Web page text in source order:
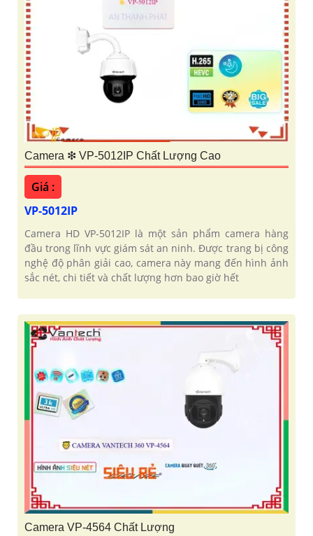
Camera ❇ VP-5012IP Chất Lượng Cao
Giá :
VP-5012IP
Camera HD VP-5012IP là một sản phẩm camera hàng
đầu trong lĩnh vực giám sát an ninh. Được trang bị công
nghệ độ phân giải cao, camera này mang đến hình ảnh
sắc nét, chi tiết và chất lượng hơn bao giờ hết
Camera VP-4564 Chất Lượng